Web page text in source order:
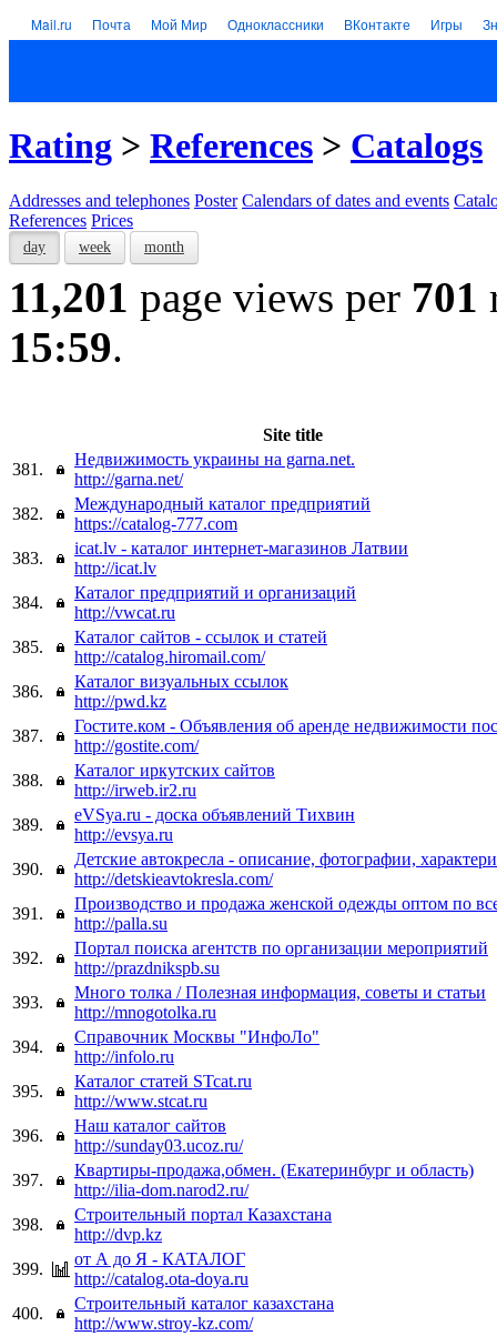
Mail.ru Почта Мой Мир Одноклассники ВКонтакте Игры
Rating > References > Catalogs
Addresses and telephones Poster Calendars of dates and events
References Prices
day week month
11,201 page views per 701
15:59.
Site title
381.
Недвижимость украины на garna.net.
http://garna.net/
382.
Международный каталог предприятий
https://catalog-777.com
383.
icat.lv - каталог интернет-магазинов Латвии
http://icat.lv
384.
Каталог предприятий и организаций
http://vwcat.ru
385.
Каталог сайтов - ссылок и статей
http://catalog.hiromail.com/
386.
Каталог визуальных ссылок
http://pwd.kz
387.
Гостите.ком - Объявления об аренде недвижимости
http://gostite.com/
388.
Каталог иркутских сайтов
http://irweb.ir2.ru
389.
eVSya.ru - доска объявлений Тихвин
http://evsya.ru
390.
Детские автокресла - описание, фотографии,
http://detskieavtokresla.com/
391.
Производство и продажа женской одежды оптом по
http://palla.su
392.
Портал поиска агентств по организации мероприятий
http://prazdnikspb.su
393.
Много толка / Полезная информация, советы и статьи
http://mnogotolka.ru
394.
Справочник Москвы "ИнфоЛо"
http://infolo.ru
395.
Каталог статей STcat.ru
http://www.stcat.ru
396.
Наш каталог сайтов
http://sunday03.ucoz.ru/
397.
Квартиры-продажа,обмен. (Екатеринбург и область)
http://ilia-dom.narod2.ru/
398.
Строительный портал Казахстана
http://dvp.kz
399.
от А до Я - КАТАЛОГ
http://catalog.ota-doya.ru
400.
Строительный каталог казахстана
http://www.stroy-kz.com/